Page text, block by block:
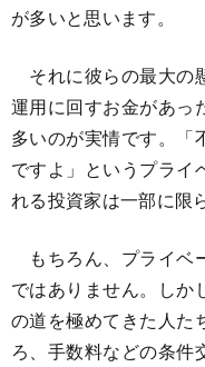
が多いと思います。
それに彼らの最大の
運用に回すお金があっ
多いのが実情です。「
ですよ」というプライ
れる投資家は一部に限
もちろん、プライベ
ではありません。しか
の道を極めてきた人た
ろ、手数料などの条件